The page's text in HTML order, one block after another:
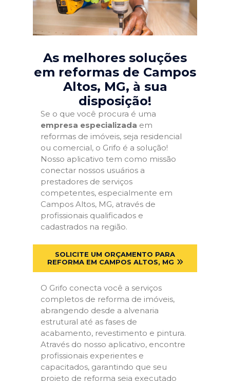
As melhores soluções
em reformas de Campos
Altos, MG, à sua
disposição!
Se o que você procura é uma
empresa especializada em
reformas de imóveis, seja residencial
ou comercial, o Grifo é a solução!
Nosso aplicativo tem como missão
conectar nossos usuários a
prestadores de serviços
competentes, especialmente em
Campos Altos, MG, através de
profissionais qualificados e
cadastrados na região.
SOLICITE UM ORÇAMENTO PARA
REFORMA EM CAMPOS ALTOS, MG
O Grifo conecta você a serviços
completos de reforma de imóveis,
abrangendo desde a alvenaria
estrutural até as fases de
acabamento, revestimento e pintura.
Através do nosso aplicativo, encontre
profissionais experientes e
capacitados, garantindo que seu
projeto de reforma seja executado